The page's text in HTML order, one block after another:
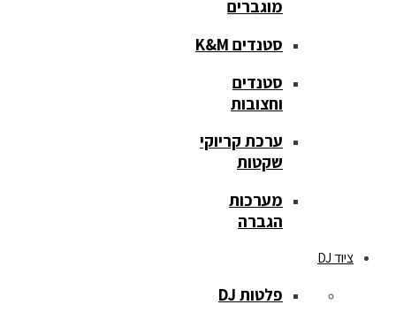
מוגברים
סטנדים K&M
סטנדים
וחצובות
ערכת קריוקי
שקטות
מערכות
הגברה
ציוד DJ
פלטות DJ